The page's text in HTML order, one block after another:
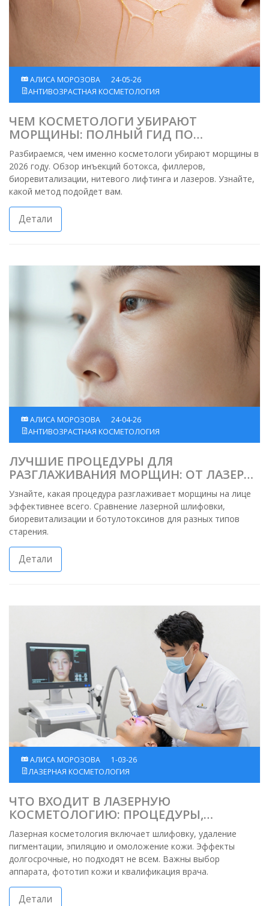
АЛИСА МОРОЗОВА
24-05-26
АНТИВОЗРАСТНАЯ КОСМЕТОЛОГИЯ
ЧЕМ КОСМЕТОЛОГИ УБИРАЮТ
МОРЩИНЫ: ПОЛНЫЙ ГИД ПО
МЕТОДАМ 2026 ГОДА
Разбираемся, чем именно косметологи убирают морщины в
2026 году. Обзор инъекций ботокса, филлеров,
биоревитализации, нитевого лифтинга и лазеров. Узнайте,
какой метод подойдет вам.
Детали
АЛИСА МОРОЗОВА
24-04-26
АНТИВОЗРАСТНАЯ КОСМЕТОЛОГИЯ
ЛУЧШИЕ ПРОЦЕДУРЫ ДЛЯ
РАЗГЛАЖИВАНИЯ МОРЩИН: ОТ ЛАЗЕРА
ДО БИОРЕВИТАЛИЗАЦИИ
Узнайте, какая процедура разглаживает морщины на лице
эффективнее всего. Сравнение лазерной шлифовки,
биоревитализации и ботулотоксинов для разных типов
старения.
Детали
АЛИСА МОРОЗОВА
1-03-26
ЛАЗЕРНАЯ КОСМЕТОЛОГИЯ
ЧТО ВХОДИТ В ЛАЗЕРНУЮ
КОСМЕТОЛОГИЮ: ПРОЦЕДУРЫ,
ЭФФЕКТЫ И ОГРАНИЧЕНИЯ
Лазерная косметология включает шлифовку, удаление
пигментации, эпиляцию и омоложение кожи. Эффекты
долгосрочные, но подходят не всем. Важны выбор
аппарата, фототип кожи и квалификация врача.
Детали